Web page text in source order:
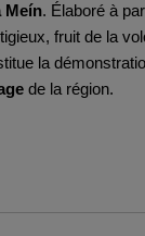
Meín. Élaboré à
fruit de la
la
de la région.